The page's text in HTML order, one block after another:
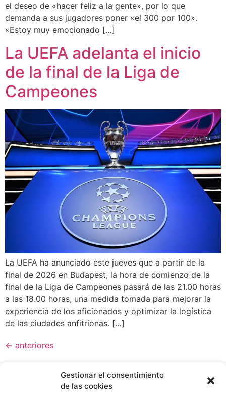
Gestionar el consentimiento
de las cookies
el deseo de «hacer feliz a la gente», por lo que
demanda a sus jugadores poner «el 300 por 100».
«Estoy muy emocionado […]
La UEFA adelanta el inicio
de la final de la Liga de
Campeones
La UEFA ha anunciado este jueves que a partir de la
final de 2026 en Budapest, la hora de comienzo de la
final de la Liga de Campeones pasará de las 21.00 horas
a las 18.00 horas, una medida tomada para mejorar la
experiencia de los aficionados y optimizar la logística
de las ciudades anfitrionas. […]
← anteriores